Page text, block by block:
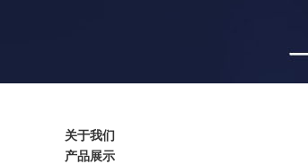
关于我们
产品展示